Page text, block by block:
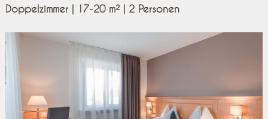
Doppelzimmer | 17-20 m² | 2 Personen